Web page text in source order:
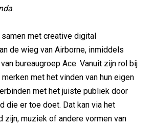
.
met creative digital
de wieg van Airborne, inmiddels
bureaugroep Ace. Vanuit zijn rol bij
met het vinden van hun eigen
met het juiste publiek door
die er toe doet. Dat kan via het
zijn, muziek of andere vormen van